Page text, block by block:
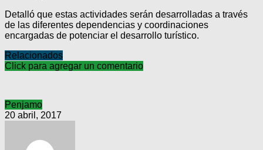
Detalló que estas actividades serán desarrolladas a través
de las diferentes dependencias y coordinaciones
encargadas de potenciar el desarrollo turístico.
Relacionados
Click para agregar un comentario
Penjamo
20 abril, 2017